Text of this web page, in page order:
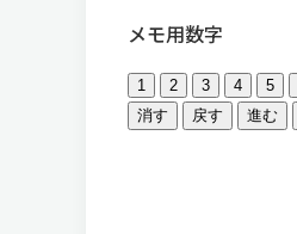
メモ用数字
1 2 3 4 5
消す
戻す 進む